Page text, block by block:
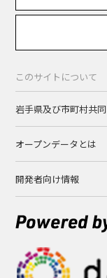
このサイトについて
岩手県及び市町村共
オープンデータとは
開発者向け情報